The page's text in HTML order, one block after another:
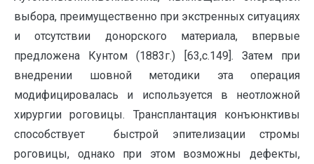
выбора, преимущественно при экстренных ситуациях
и отсутствии донорского материала, впервые
предложена Кунтом (1883г.) [63,с.149]. Затем при
внедрении шовной методики эта операция
модифицировалась и используется в неотложной
хирургии роговицы. Трансплантация конъюнктивы
способствует быстрой эпителизации стромы
роговицы, однако при этом возможны дефекты,